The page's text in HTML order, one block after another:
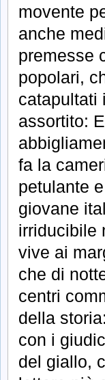
movente
anche
premesse
popolari,
catapultati
assortito:
fa la
petulante
giovane
irriducibile
vive ai
che di
centri
della
con i
del giallo,